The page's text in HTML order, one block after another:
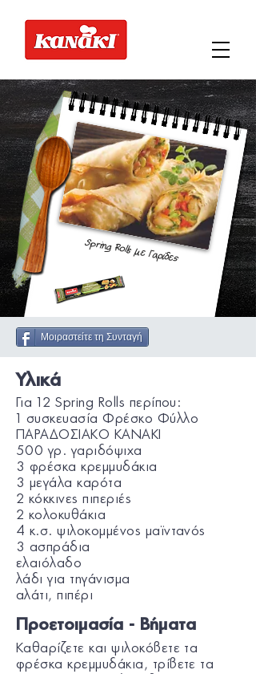
Spring Rolls με Γαρίδες
Μοιραστείτε τη Συνταγή
Υλικά
Για 12 Spring Rolls περίπου:
1 συσκευασία Φρέσκο Φύλλο
ΠΑΡΑΔΟΣΙΑΚΟ KANAKI
500 γρ. γαριδόψιχα
3 φρέσκα κρεμμυδάκια
3 μεγάλα καρότα
2 κόκκινες πιπεριές
2 κολοκυθάκια
4 κ.σ. ψιλοκομμένος μαϊντανός
3 ασπράδια
ελαιόλαδο
λάδι για τηγάνισμα
αλάτι, πιπέρι
Προετοιμασία - Βήματα
Καθαρίζετε και ψιλοκόβετε τα
φρέσκα κρεμμυδάκια, τρίβετε τα